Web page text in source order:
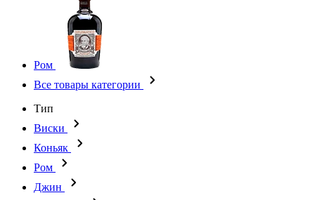
Ром
Все товары категории
Тип
Виски
Коньяк
Ром
Джин